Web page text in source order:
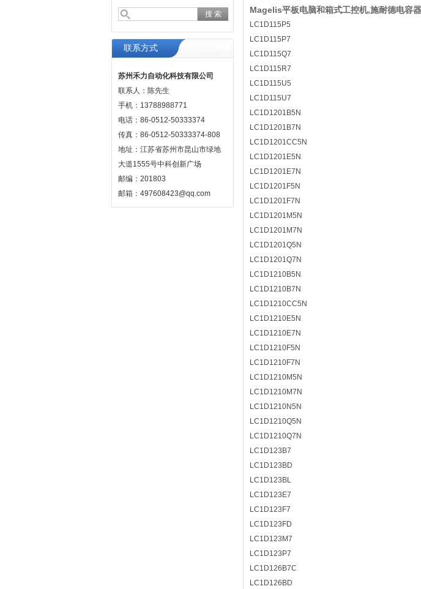
联系方式
苏州禾力自动化科技有限公司
联系人：陈先生
手机：13788988771
电话：86-0512-50333374
传真：86-0512-50333374-808
地址：江苏省苏州市昆山市绿地
大道1555号中科创新广场
邮编：201803
邮箱：497608423@qq.com
Magelis平板电脑和箱式工控机,施耐德电容
LC1D115P5
LC1D115P7
LC1D115Q7
LC1D115R7
LC1D115U5
LC1D115U7
LC1D1201B5N
LC1D1201B7N
LC1D1201CC5N
LC1D1201E5N
LC1D1201E7N
LC1D1201F5N
LC1D1201F7N
LC1D1201M5N
LC1D1201M7N
LC1D1201Q5N
LC1D1201Q7N
LC1D1210B5N
LC1D1210B7N
LC1D1210CC5N
LC1D1210E5N
LC1D1210E7N
LC1D1210F5N
LC1D1210F7N
LC1D1210M5N
LC1D1210M7N
LC1D1210N5N
LC1D1210Q5N
LC1D1210Q7N
LC1D123B7
LC1D123BD
LC1D123BL
LC1D123E7
LC1D123F7
LC1D123FD
LC1D123M7
LC1D123P7
LC1D126B7C
LC1D126BD